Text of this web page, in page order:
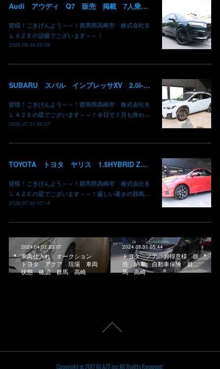
Audi アウディ Q7 販売 掲載 7人乗り リアモニター サンルーフ 車検整備2年付き 群馬 高崎
皆様！ごきげんよう～～！群馬県高崎市 株式会社Ｂ
ＬＡＺＥの須藤でございます～～！
2026.08.06 22:58
SUBARU スバル インプレッサXV 2.0i-L EyeSight AWD 御納車 GT7 群馬県高崎市 株式会社BLAZE
皆様！ごきげんよう～～！群馬県高崎市 株式会社Ｂ
ＬＡＺＥの星でございます～～！今日で７月も終わ…
2026.07.31 06:37
TOYOTA トヨタ ヤリス 1.5HYBRID Z 御納車 MXPH10 コーラルクリスタルシャイン 3U7 群馬県高崎市 株式会社BLAZE
皆様！ごきげんよう～～！群馬県高崎市 株式会社Ｂ
ＬＡＺＥの星でございます～～！厳しい暑さの群馬…
2026.07.30 07:14
2024.04.02 23:07
車両仕入れ オークション
トヨタ アクア 現場 車両
状態 確認 群馬 高崎
2024.03.31 05:44
トヨタ ノア お得意様 販
売 納車 自動車保険 群
馬 高崎
Copyright © 2017 BLAZE,Inc.All Rights Reserved.